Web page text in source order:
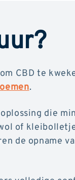
CBD te
.
die
of
de opname